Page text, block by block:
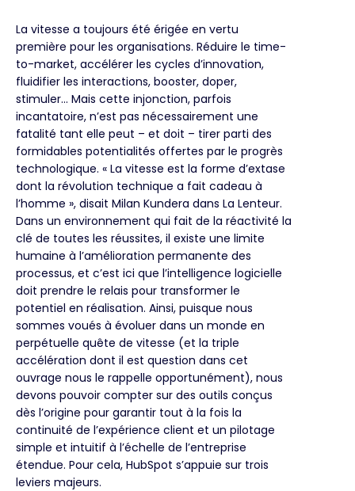
La vitesse a toujours été érigée en vertu
première pour les organisations. Réduire le time-
to-market, accélérer les cycles d’innovation,
fluidifier les interactions, booster, doper,
stimuler... Mais cette injonction, parfois
incantatoire, n’est pas nécessairement une
fatalité tant elle peut – et doit – tirer parti des
formidables potentialités offertes par le progrès
technologique. « La vitesse est la forme d’extase
dont la révolution technique a fait cadeau à
l’homme », disait Milan Kundera dans La Lenteur.
Dans un environnement qui fait de la réactivité la
clé de toutes les réussites, il existe une limite
humaine à l’amélioration permanente des
processus, et c’est ici que l’intelligence logicielle
doit prendre le relais pour transformer le
potentiel en réalisation. Ainsi, puisque nous
sommes voués à évoluer dans un monde en
perpétuelle quête de vitesse (et la triple
accélération dont il est question dans cet
ouvrage nous le rappelle opportunément), nous
devons pouvoir compter sur des outils conçus
dès l’origine pour garantir tout à la fois la
continuité de l’expérience client et un pilotage
simple et intuitif à l’échelle de l’entreprise
étendue. Pour cela, HubSpot s’appuie sur trois
leviers majeurs.